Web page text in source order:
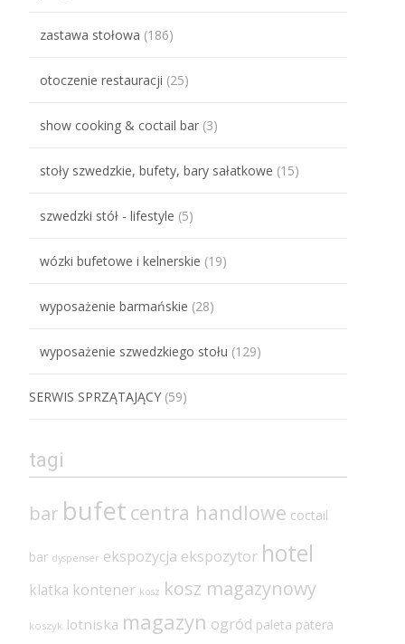
zastawa stołowa (186)
otoczenie restauracji (25)
show cooking & coctail bar (3)
stoły szwedzkie, bufety, bary sałatkowe (15)
szwedzki stół - lifestyle (5)
wózki bufetowe i kelnerskie (19)
wyposażenie barmańskie (28)
wyposażenie szwedzkiego stołu (129)
SERWIS SPRZĄTAJĄCY (59)
tagi
bar bufet centra handlowe coctail
bar dyspenser ekspozycja ekspozytor hotel
klatka kontener kosz kosz magazynowy
koszyk lotniska magazyn ogród paleta patera